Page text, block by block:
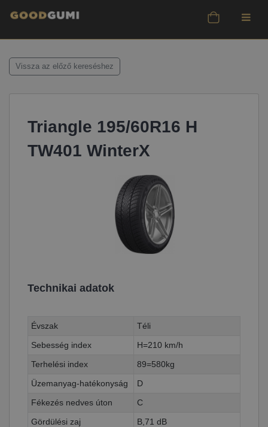
Vissza az előző kereséshez
Triangle 195/60R16 H
TW401 WinterX
Technikai adatok
Évszak
Téli
Sebesség index
H=210 km/h
Terhelési index
89=580kg
Üzemanyag-hatékonyság
D
Fékezés nedves úton
C
Gördülési zaj
B,71 dB